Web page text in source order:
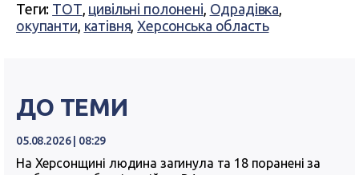
Теги: ТОТ, цивільні полонені, Одрадівка,
окупанти, катівня,Херсонська область
ДО ТЕМИ
05.08.2026 | 08:29
На Херсонщині людина загинула та 18 поранені за